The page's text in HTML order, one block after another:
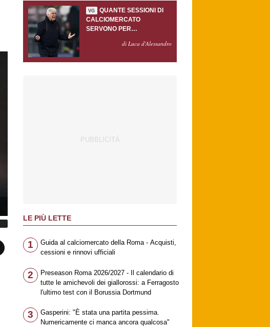
VG
QUANTE SESSIONI DI
CALCIOMERCATO
SERVONO PER
GASPERINI?di Luca d'Alessandro
LE PIÙ LETTE
1
Guida al calciomercato della Roma - Acquisti,
cessioni e rinnovi ufficiali
2
Preseason Roma 2026/2027 - Il calendario di
tutte le amichevoli dei giallorossi: a Ferragosto
l'ultimo test con il Borussia Dortmund
3
Gasperini: "È stata una partita pessima.
Numericamente ci manca ancora qualcosa"